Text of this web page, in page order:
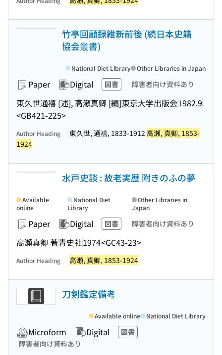
竹亭回顧録維新前後 (続日本史籍
協会叢書)
Paper Digital 図書 障害者向け資料あり
東久世通禧 [述], 高瀬真卿 [編]東京大学出版会1982.9
<GB421-225>
National Diet Library Other Libraries in Japan
Author Heading 東久世, 通禧, 1833-1912 高瀬, 真卿, 1853-
1924
水戸史談 : 故老実歴 附きのふの夢
Paper Digital 図書 障害者向け資料あり
高瀬真卿 著青史社1974<GC43-23>
Available
online
National Diet
Library
Other Libraries in
Japan
Author Heading 高瀬, 真卿, 1853-1924
刀剣鑑定備考
Microform Digital
図書
障害者向け資料あり
Available online National Diet Library